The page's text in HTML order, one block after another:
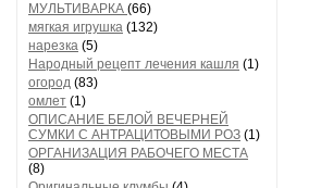
МУЛЬТИВАРКА (66)
мягкая игрушка (132)
нарезка (5)
Народный рецепт лечения кашля (1)
огород (83)
омлет (1)
ОПИСАНИЕ БЕЛОЙ ВЕЧЕРНЕЙ
СУМКИ С АНТРАЦИТОВЫМИ РОЗ (1)
ОРГАНИЗАЦИЯ РАБОЧЕГО МЕСТА
(8)